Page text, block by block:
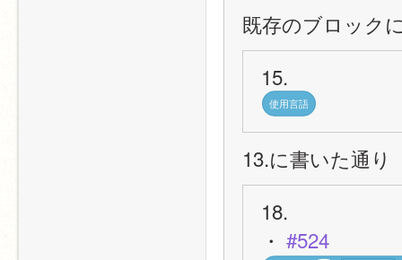
既存のブロック
15.
使用言語
13.に書いた通り
18.
・ #524